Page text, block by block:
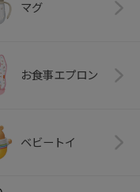
マグ
お食事エプロン
ベビートイ